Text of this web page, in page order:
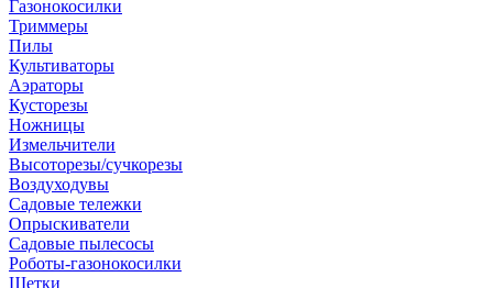
Газонокосилки
Триммеры
Пилы
Культиваторы
Аэраторы
Кусторезы
Ножницы
Измельчители
Высоторезы/сучкорезы
Воздуходувы
Садовые тележки
Опрыскиватели
Садовые пылесосы
Роботы-газонокосилки
Щетки